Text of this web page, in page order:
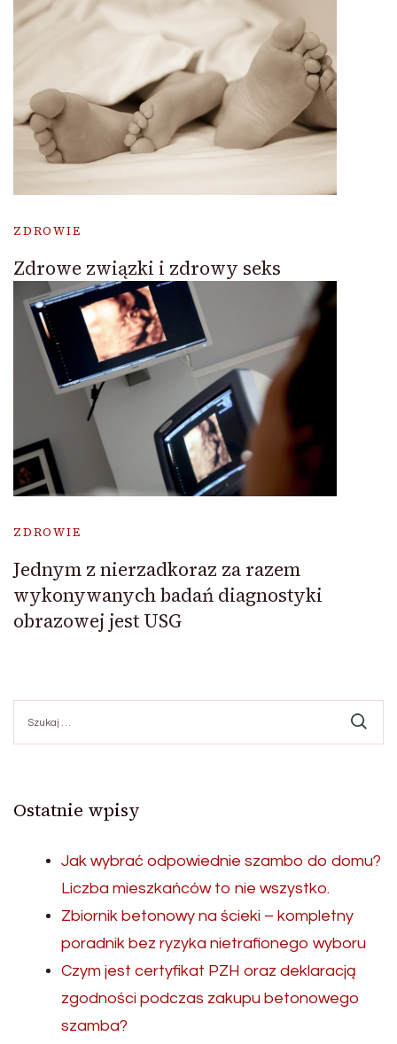
ZDROWIE
Zdrowe związki i zdrowy seks
ZDROWIE
Jednym z nierzadkoraz za razem
wykonywanych badań diagnostyki
obrazowej jest USG
Ostatnie wpisy
Jak wybrać odpowiednie szambo do domu?
Liczba mieszkańców to nie wszystko.
Zbiornik betonowy na ścieki – kompletny
poradnik bez ryzyka nietrafionego wyboru
Czym jest certyfikat PZH oraz deklaracją
zgodności podczas zakupu betonowego
szamba?